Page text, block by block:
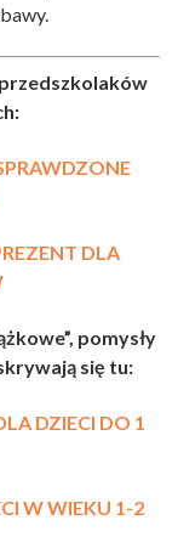
DLA
pomysły
się tu:
DZIECI DO 1
W WIEKU 1-2